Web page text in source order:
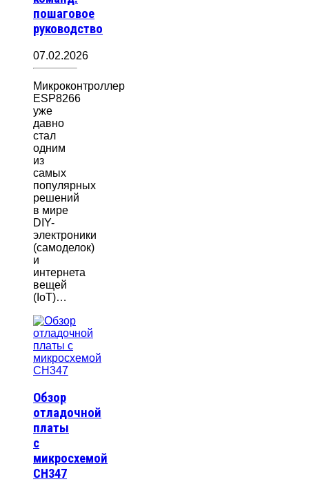
пошаговое
руководство
07.02.2026
Микроконтроллер
ESP8266
уже
давно
стал
одним
из
самых
популярных
решений
в мире
DIY-
электроники
(самоделок)
и
интернета
вещей
(IoT)…
Обзор
отладочной
платы
с
микросхемой
CH347